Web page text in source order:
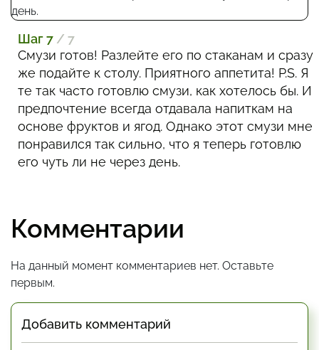
Шаг 7 / 7
Смузи готов! Разлейте его по стаканам и сразу
же подайте к столу. Приятного аппетита! P.S. Я
те так часто готовлю смузи, как хотелось бы. И
предпочтение всегда отдавала напиткам на
основе фруктов и ягод. Однако этот смузи мне
понравился так сильно, что я теперь готовлю
его чуть ли не через день.
Комментарии
На данный момент комментариев нет. Оставьте
первым.
Добавить комментарий